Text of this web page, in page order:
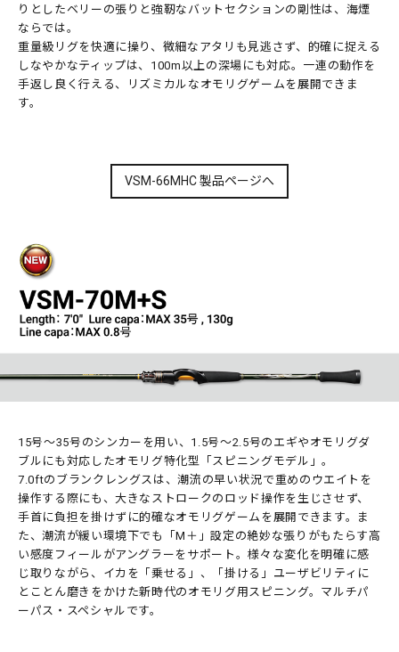
りとしたベリーの張りと強靭なバットセクションの剛性は、海煙
ならでは。
重量級リグを快適に操り、微細なアタリも見逃さず、的確に捉える
しなやかなティップは、100m以上の深場にも対応。一連の動作を
手返し良く行える、リズミカルなオモリグゲームを展開できま
す。
VSM-66MHC 製品ページへ
15号～35号のシンカーを用い、1.5号〜2.5号のエギやオモリグダ
ブルにも対応したオモリグ特化型「スピニングモデル」。
7.0ftのブランクレングスは、潮流の早い状況で重めのウエイトを
操作する際にも、大きなストロークのロッド操作を生じさせず、
手首に負担を掛けずに的確なオモリグゲームを展開できます。ま
た、潮流が緩い環境下でも「M＋」設定の絶妙な張りがもたらす高
い感度フィールがアングラーをサポート。様々な変化を明確に感
じ取りながら、イカを「乗せる」、「掛ける」ユーザビリティに
とことん磨きをかけた新時代のオモリグ用スピニング。マルチパ
ーパス・スペシャルです。